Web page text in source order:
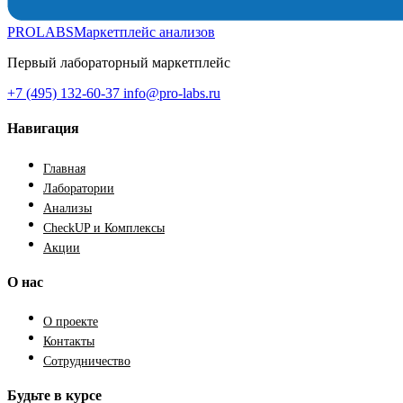
PROLABSМаркетплейс анализов
Первый лабораторный маркетплейс
+7 (495) 132-60-37 info@pro-labs.ru
Навигация
Главная
Лаборатории
Анализы
CheckUP и Комплексы
Акции
О нас
О проекте
Контакты
Сотрудничество
Будьте в курсе